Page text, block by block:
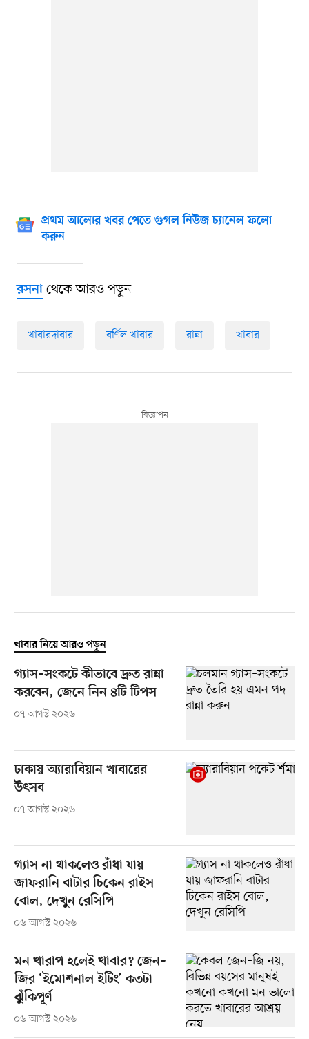
প্রথম আলোর খবর পেতে গুগল নিউজ চ্যানেল ফলো
করুন
রসনাথেকে আরও পড়ুন
খাবারদাবার বর্ণিল খাবার রান্না খাবার
খাবার নিয়ে আরও পড়ুন
গ্যাস–সংকটে কীভাবে দ্রুত রান্না
করবেন, জেনে নিন ৪টি টিপস
০৭ আগস্ট ২০২৬
ঢাকায় অ্যারাবিয়ান খাবারের
উৎসব
০৭ আগস্ট ২০২৬
গ্যাস না থাকলেও রাঁধা যায়
জাফরানি বাটার চিকেন রাইস
বোল, দেখুন রেসিপি
০৬ আগস্ট ২০২৬
মন খারাপ হলেই খাবার? জেন–
জির ‘ইমোশনাল ইটিং’ কতটা
ঝুঁকিপূর্ণ
০৬ আগস্ট ২০২৬